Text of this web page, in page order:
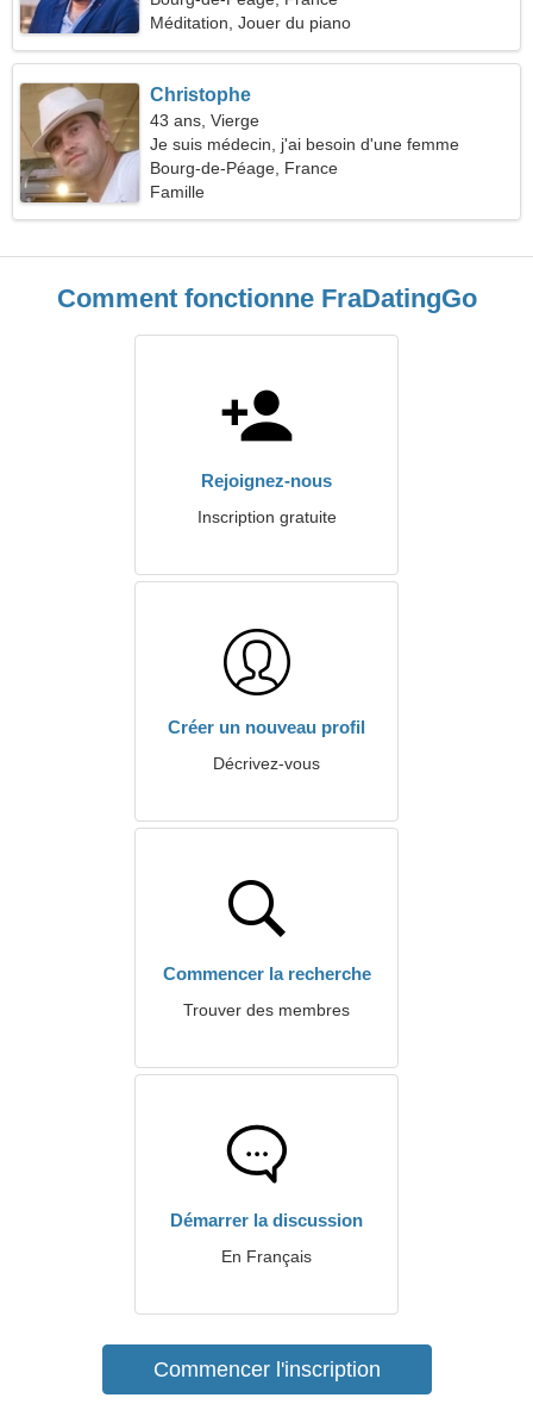
Méditation, Jouer du piano
Christophe
43 ans, Vierge
Je suis médecin, j'ai besoin d'une femme
sensuelle
Bourg-de-Péage, France
Famille
Comment fonctionne FraDatingGo
Rejoignez-nous
Inscription gratuite
Créer un nouveau profil
Décrivez-vous
Commencer la recherche
Trouver des membres
Démarrer la discussion
En Français
Commencer l'inscription